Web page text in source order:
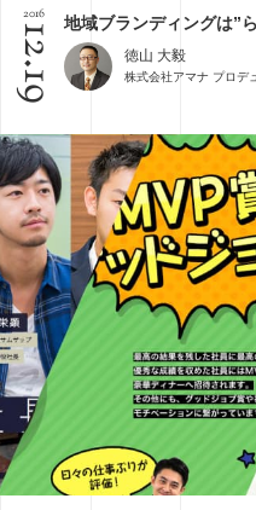
2016
12.19地域ブランディングは”
徳山 大毅
株式会社アマナ プロデ